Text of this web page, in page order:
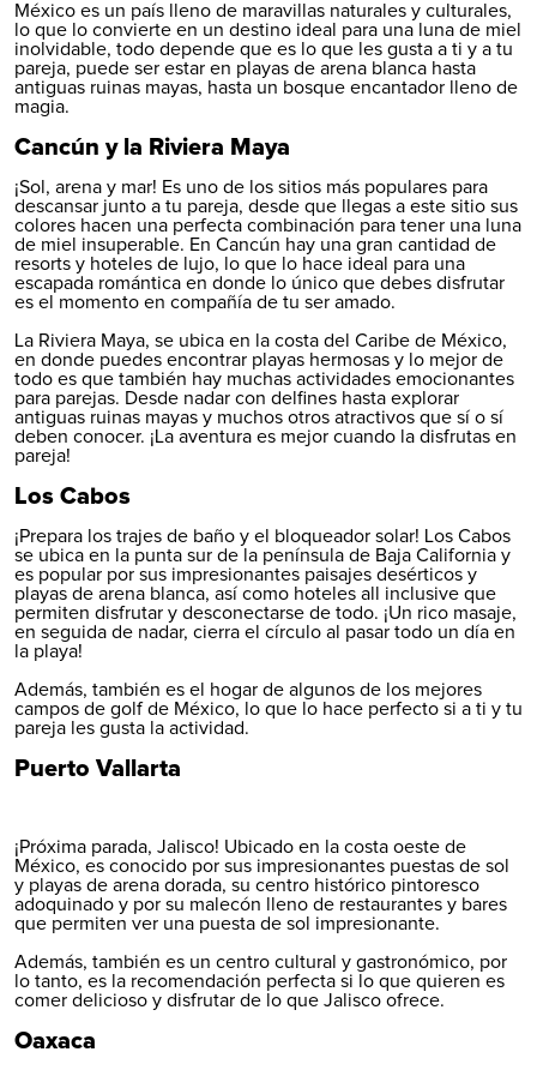
México es un país lleno de maravillas naturales y culturales,
lo que lo convierte en un destino ideal para una luna de miel
inolvidable, todo depende que es lo que les gusta a ti y a tu
pareja, puede ser estar en playas de arena blanca hasta
antiguas ruinas mayas, hasta un bosque encantador lleno de
magia.
Cancún y la Riviera Maya
¡Sol, arena y mar! Es uno de los sitios más populares para
descansar junto a tu pareja, desde que llegas a este sitio sus
colores hacen una perfecta combinación para tener una luna
de miel insuperable. En Cancún hay una gran cantidad de
resorts y hoteles de lujo, lo que lo hace ideal para una
escapada romántica en donde lo único que debes disfrutar
es el momento en compañía de tu ser amado.
La Riviera Maya, se ubica en la costa del Caribe de México,
en donde puedes encontrar playas hermosas y lo mejor de
todo es que también hay muchas actividades emocionantes
para parejas. Desde nadar con delfines hasta explorar
antiguas ruinas mayas y muchos otros atractivos que sí o sí
deben conocer. ¡La aventura es mejor cuando la disfrutas en
pareja!
Los Cabos
¡Prepara los trajes de baño y el bloqueador solar! Los Cabos
se ubica en la punta sur de la península de Baja California y
es popular por sus impresionantes paisajes desérticos y
playas de arena blanca, así como hoteles all inclusive que
permiten disfrutar y desconectarse de todo. ¡Un rico masaje,
en seguida de nadar, cierra el círculo al pasar todo un día en
la playa!
Además, también es el hogar de algunos de los mejores
campos de golf de México, lo que lo hace perfecto si a ti y tu
pareja les gusta la actividad.
Puerto Vallarta
¡Próxima parada, Jalisco! Ubicado en la costa oeste de
México, es conocido por sus impresionantes puestas de sol
y playas de arena dorada, su centro histórico pintoresco
adoquinado y por su malecón lleno de restaurantes y bares
que permiten ver una puesta de sol impresionante.
Además, también es un centro cultural y gastronómico, por
lo tanto, es la recomendación perfecta si lo que quieren es
comer delicioso y disfrutar de lo que Jalisco ofrece.
Oaxaca